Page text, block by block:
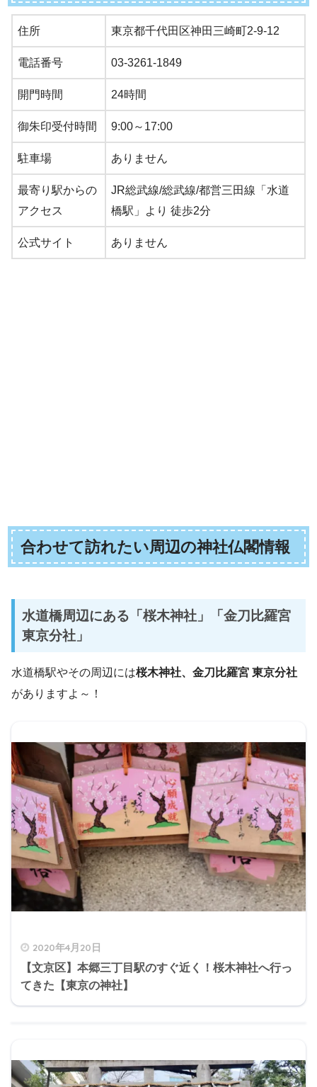
住所 東京都千代田区神田三崎町2-9-12
電話番号 03-3261-1849
開門時間 24時間
御朱印受付時間 9:00～17:00
駐車場 ありません
最寄り駅からの
アクセス
JR総武線/総武線/都営三田線「水道
橋駅」より 徒歩2分
公式サイト ありません
合わせて訪れたい周辺の神社仏閣情報
水道橋周辺にある「桜木神社」「金刀比羅宮
東京分社」
水道橋駅やその周辺には桜木神社、金刀比羅宮 東京分社
がありますよ～！
2020年4月20日
【文京区】本郷三丁目駅のすぐ近く！桜木神社へ行っ
てきた【東京の神社】